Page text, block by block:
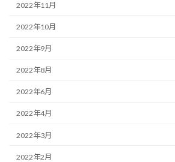
2022年11月
2022年10月
2022年9月
2022年8月
2022年6月
2022年4月
2022年3月
2022年2月